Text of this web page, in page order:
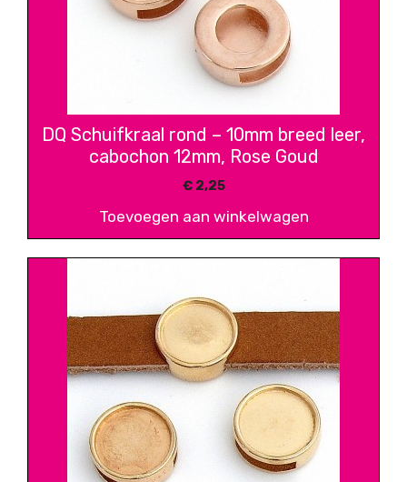
DQ Schuifkraal rond – 10mm breed leer,
cabochon 12mm, Rose Goud
€2,25
Toevoegen aan winkelwagen